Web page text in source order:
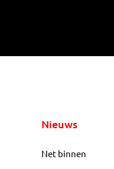
Nieuws
Net binnen